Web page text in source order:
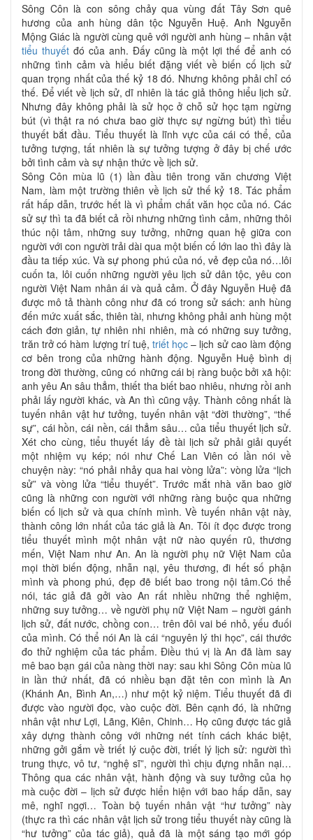
Sông Côn là con sông chảy qua vùng đất Tây Sơn quê
hương của anh hùng dân tộc Nguyễn Huệ. Anh Nguyễn
Mộng Giác là người cùng quê với người anh hùng – nhân vật
tiểu thuyếtđó của anh. Đấy cũng là một lợi thế để anh có
những tình cảm và hiểu biết đặng viết về biến cố lịch sử
quan trọng nhất của thế kỷ 18 đó. Nhưng không phải chỉ có
thế. Để viết về lịch sử, dĩ nhiên là tác giả thông hiểu lịch sử.
Nhưng đây không phải là sử học ở chỗ sử học tạm ngừng
bút (vì thật ra nó chưa bao giờ thực sự ngừng bút) thì tiểu
thuyết bắt đầu. Tiểu thuyết là lĩnh vực của cái có thể, của
tưởng tượng, tất nhiên là sự tưởng tượng ở đây bị chế ước
bởi tình cảm và sự nhận thức về lịch sử.
Sông Côn mùa lũ (1) lần đầu tiên trong văn chương Việt
Nam, làm một trường thiên về lịch sử thế kỷ 18. Tác phẩm
rất hấp dẫn, trước hết là vì phẩm chất văn học của nó. Các
sử sự thì ta đã biết cả rồi nhưng những tình cảm, những thôi
thúc nội tâm, những suy tưởng, những quan hệ giữa con
người với con người trải dài qua một biến cố lớn lao thì đây là
đầu ta tiếp xúc. Và sự phong phú của nó, vẻ đẹp của nó…lôi
cuốn ta, lôi cuốn những người yêu lịch sử dân tộc, yêu con
người Việt Nam nhân ái và quả cảm. Ở đây Nguyễn Huệ đã
được mô tả thành công như đã có trong sử sách: anh hùng
đến mức xuất sắc, thiên tài, nhưng không phải anh hùng một
cách đơn giản, tự nhiên nhi nhiên, mà có những suy tưởng,
trăn trở có hàm lượng trí tuệ, triết học – lịch sử cao làm động
cơ bên trong của những hành động. Nguyễn Huệ bình dị
trong đời thường, cũng có những cái bị ràng buộc bởi xã hội:
anh yêu An sâu thẳm, thiết tha biết bao nhiêu, nhưng rồi anh
phải lấy người khác, và An thì cũng vậy. Thành công nhất là
tuyến nhân vật hư tưởng, tuyến nhân vật “đời thường”, “thế
sự”, cái hồn, cái nền, cái thẳm sâu… của tiểu thuyết lịch sử.
Xét cho cùng, tiểu thuyết lấy đề tài lịch sử phải giải quyết
một nhiệm vụ kép; nói như Chế Lan Viên có lần nói về
chuyện này: “nó phải nhảy qua hai vòng lửa”: vòng lửa “lịch
sử” và vòng lửa “tiểu thuyết”. Trước mắt nhà văn bao giờ
cũng là những con người với những ràng buộc qua những
biến cố lịch sử và qua chính mình. Về tuyến nhân vật này,
thành công lớn nhất của tác giả là An. Tôi ít đọc được trong
tiểu thuyết mình một nhân vật nữ nào quyến rũ, thương
mến, Việt Nam như An. An là người phụ nữ Việt Nam của
mọi thời biến động, nhẫn nại, yêu thương, đi hết số phận
mình và phong phú, đẹp đẽ biết bao trong nội tâm.Có thể
nói, tác giả đã gởi vào An rất nhiều những thể nghiệm,
những suy tưởng… về người phụ nữ Việt Nam – người gánh
lịch sử, đất nước, chồng con… trên đôi vai bé nhỏ, yếu đuối
của mình. Có thể nói An là cái “nguyên lý thi học”, cái thước
đo thử nghiệm của tác phẩm. Điều thú vị là An đã làm say
mê bao bạn gái của nàng thời nay: sau khi Sông Côn mùa lũ
in lần thứ nhất, đã có nhiều bạn đặt tên con mình là An
(Khánh An, Bình An,…) như một kỷ niệm. Tiểu thuyết đã đi
được vào người đọc, vào cuộc đời. Bên cạnh đó, là những
nhân vật như Lợi, Lãng, Kiên, Chinh… Họ cũng được tác giả
xây dựng thành công với những nét tính cách khác biệt,
những gởi gắm về triết lý cuộc đời, triết lý lịch sử: người thì
trung thực, vô tư, “nghệ sĩ”, người thì chịu đựng nhẫn nại…
Thông qua các nhân vật, hành động và suy tưởng của họ
mà cuộc đời – lịch sử được hiển hiện với bao hấp dẫn, say
mê, nghĩ ngợi… Toàn bộ tuyến nhân vật “hư tưởng” này
(thực ra thì các nhân vật lịch sử trong tiểu thuyết này cũng là
“hư tưởng” của tác giả), quả đã là một sáng tạo mới góp